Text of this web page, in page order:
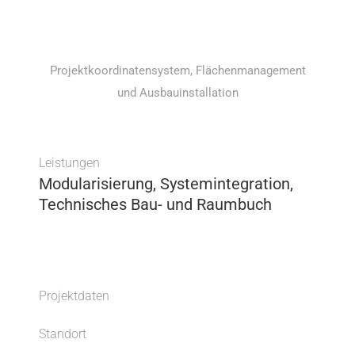
Projektkoordinatensystem, Flächenmanagement
und Ausbauinstallation
Leistungen
Modularisierung, Systemintegration,
Technisches Bau- und Raumbuch
Projektdaten
Standort